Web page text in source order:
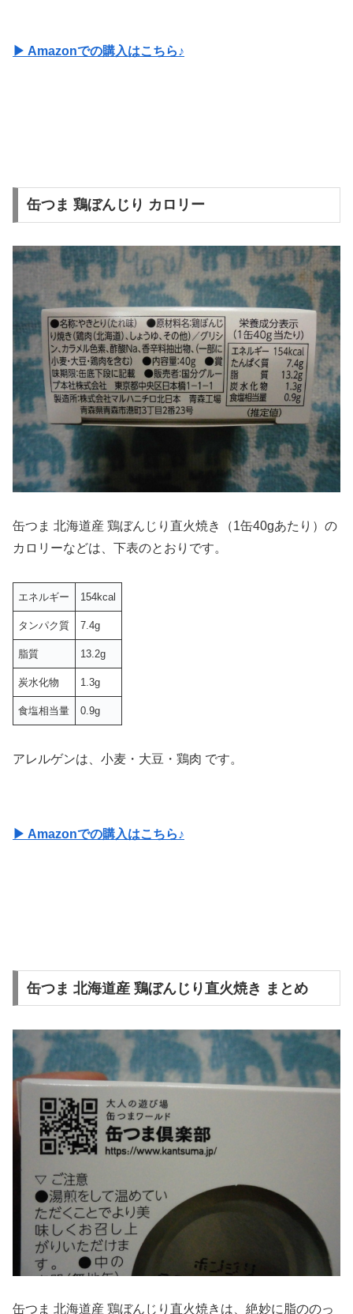
▶ Amazonでの購入はこちら♪
缶つま 鶏ぼんじり カロリー
缶つま 北海道産 鶏ぼんじり直火焼き（1缶40gあたり）の
カロリーなどは、下表のとおりです。
エネルギー 154kcal
タンパク質 7.4g
脂質 13.2g
炭水化物 1.3g
食塩相当量 0.9g
アレルゲンは、小麦・大豆・鶏肉 です。
▶ Amazonでの購入はこちら♪
缶つま 北海道産 鶏ぼんじり直火焼き まとめ
缶つま 北海道産 鶏ぼんじり直火焼きは、絶妙に脂ののっ